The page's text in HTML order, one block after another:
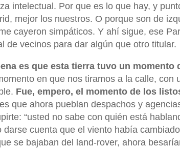
intelectual. Por que es lo que hay, y
mejor los nuestros. O porque son de
cayeron simpáticos. Y ahí sigue, ese
de vecinos para dar algún que otro titular.
es que esta tierra tuvo un
en que nos tiramos a la calle,
Fue, empero, el momento de los
que ahora pueblan despachos y
“usted no sabe con quién está
darse cuenta que el viento había
se bajaban del land-rover, ahora